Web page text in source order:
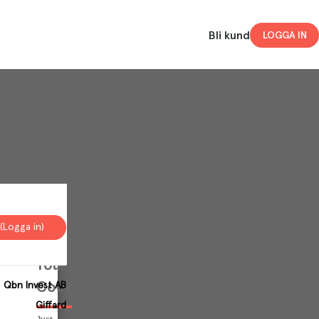
Bli kund LOGGA IN
in)
Qbn Invest AB
Giffard
Your
Cookies